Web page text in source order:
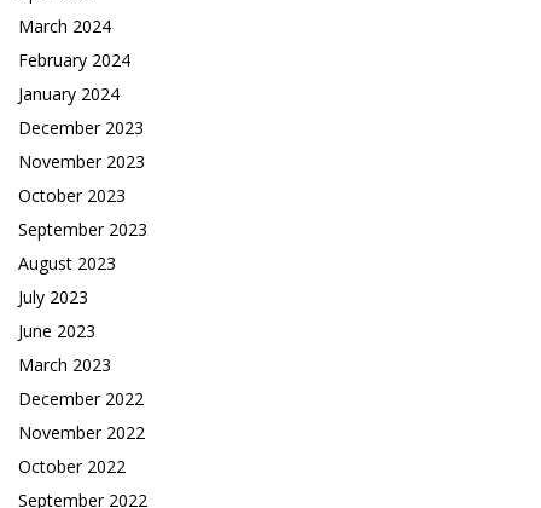
March 2024
February 2024
January 2024
December 2023
November 2023
October 2023
September 2023
August 2023
July 2023
June 2023
March 2023
December 2022
November 2022
October 2022
September 2022